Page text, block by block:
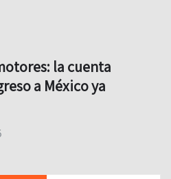
la cuenta
a México ya